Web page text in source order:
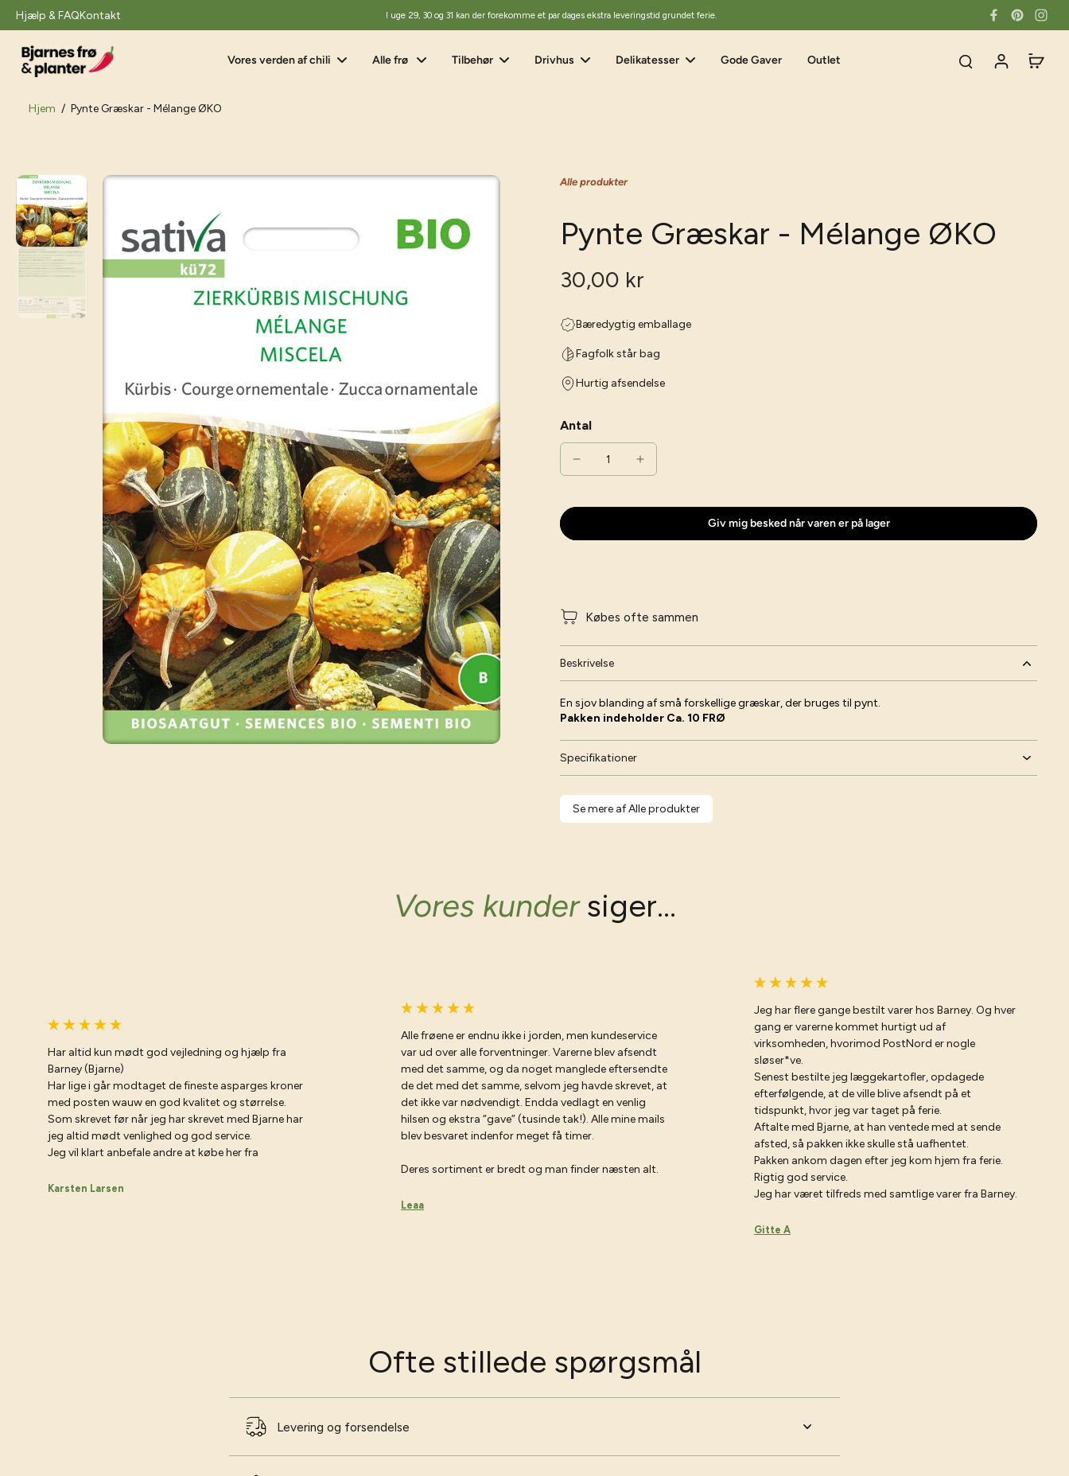
Hjælp & FAQKontakt I uge 29, 30 og 31 kan der forekomme et par dages ekstra leveringstid grundet ferie.
Vores verden af chili Alle frø Tilbehør Drivhus Delikatesser Gode Gaver Outlet
Hjem / Pynte Græskar - Mélange ØKO
Gå
til
produktoplysninger
Alle produkter
Pynte Græskar - Mélange ØKO
30,00 kr
Bæredygtig emballage
Fagfolk står bag
Hurtig afsendelse
Antal
Giv mig besked når varen er på lager
Købes ofte sammen
Beskrivelse
En sjov blanding af små forskellige græskar, der bruges til pynt.
Pakken indeholder Ca. 10 FRØ
Specifikationer
Se mere af Alle produkter
Vores kundersiger...
Har altid kun mødt god vejledning og hjælp fra
Barney (Bjarne)
Har lige i går modtaget de fineste asparges kroner
med posten wauw en god kvalitet og størrelse.
Som skrevet før når jeg har skrevet med Bjarne har
jeg altid mødt venlighed og god service.
Jeg vil klart anbefale andre at købe her fra
Karsten Larsen
Alle frøene er endnu ikke i jorden, men kundeservice
var ud over alle forventninger. Varerne blev afsendt
med det samme, og da noget manglede eftersendte
de det med det samme, selvom jeg havde skrevet, at
det ikke var nødvendigt. Endda vedlagt en venlig
hilsen og ekstra “gave” (tusinde tak!). Alle mine mails
blev besvaret indenfor meget få timer.
Deres sortiment er bredt og man finder næsten alt.
Leaa
Jeg har flere gange bestilt varer hos Barney. Og hver
gang er varerne kommet hurtigt ud af
virksomheden, hvorimod PostNord er nogle
sløser*ve.
Senest bestilte jeg læggekartofler, opdagede
efterfølgende, at de ville blive afsendt på et
tidspunkt, hvor jeg var taget på ferie.
Aftalte med Bjarne, at han ventede med at sende
afsted, så pakken ikke skulle stå uafhentet.
Pakken ankom dagen efter jeg kom hjem fra ferie.
Rigtig god service.
Jeg har været tilfreds med samtlige varer fra Barney.
Gitte A
Ofte stillede spørgsmål
Levering og forsendelse